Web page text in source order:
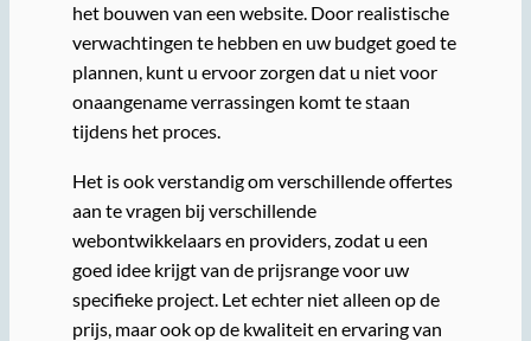
het bouwen van een website. Door realistische
verwachtingen te hebben en uw budget goed te
plannen, kunt u ervoor zorgen dat u niet voor
onaangename verrassingen komt te staan
tijdens het proces.
Het is ook verstandig om verschillende offertes
aan te vragen bij verschillende
webontwikkelaars en providers, zodat u een
goed idee krijgt van de prijsrange voor uw
specifieke project. Let echter niet alleen op de
prijs, maar ook op de kwaliteit en ervaring van